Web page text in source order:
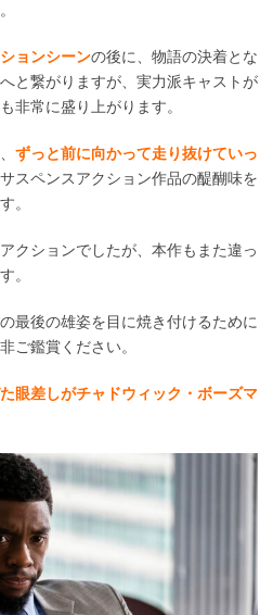
ョンシーンの後に、物語の決着とな
へと繋がりますが、実力派キャストが
非常に盛り上がります。
ずっと前に向かって走り抜けていっ
スペンスアクション作品の醍醐味を
。
クションでしたが、本作もまた違っ
。
の最後の雄姿を目に焼き付けるために
ご鑑賞ください。
眼差しがチャドウィック・ボーズマ